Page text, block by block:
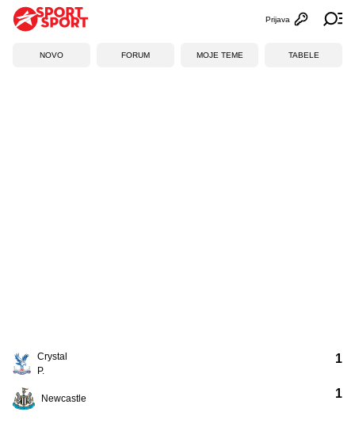
Otvori
Prijava
NOVO FORUM MOJE TEME TABELE
Crystal
P.
Newcastle
1
1